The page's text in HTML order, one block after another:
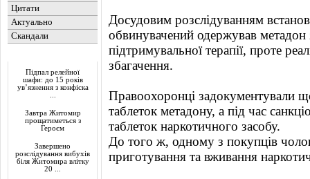
Цитати
Актуально
Скандали
Підпал релейної
шафи: до 15 років
ув’язнення з конфіска
Завтра Житомир
прощатиметься з
Героєм
Завершено
розслідування вибухів
біля Житомира влітку
20 ...
Досудовим розслідуванням
обвинувачений одержував метадон
підтримувальної терапії, проте
збагачення.
Правоохоронці задокументували
таблеток метадону, а під час
таблеток наркотичного засобу.
До того ж, одному з покупців
приготування та вживання